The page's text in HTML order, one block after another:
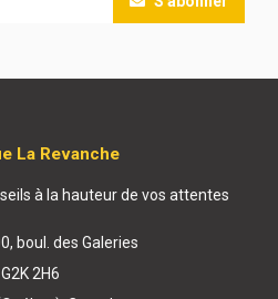
La Revanche
à la hauteur de vos attentes
boul. des Galeries
G2K 2H6